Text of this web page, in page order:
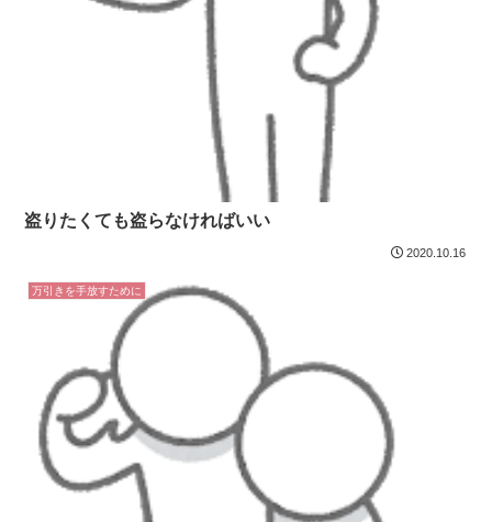
盗りたくても盗らなければいい
2020.10.16
万引きを手放すために